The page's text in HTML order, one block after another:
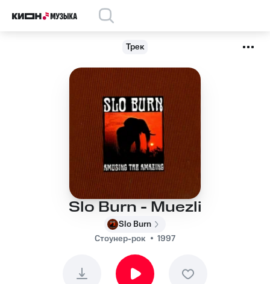
Трек
Slo Burn - Muezli
Slo Burn
Стоунер-рок
1997